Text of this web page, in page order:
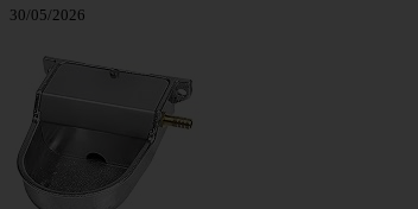
30/05/2026